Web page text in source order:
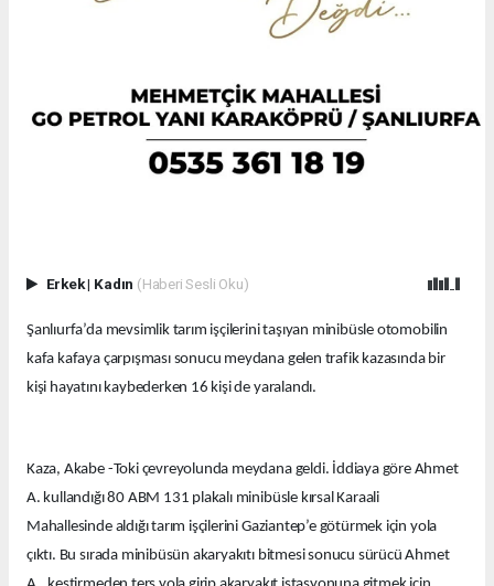
Erkek| Kadın (Haberi Sesli Oku)
Şanlıurfa’da mevsimlik tarım işçilerini taşıyan minibüsle otomobilin
kafa kafaya çarpışması sonucu meydana gelen trafik kazasında bir
kişi hayatını kaybederken 16 kişi de yaralandı.
Kaza, Akabe -Toki çevreyolunda meydana geldi. İddiaya göre Ahmet
A. kullandığı 80 ABM 131 plakalı minibüsle kırsal Karaali
Mahallesinde aldığı tarım işçilerini Gaziantep’e götürmek için yola
çıktı. Bu sırada minibüsün akaryakıtı bitmesi sonucu sürücü Ahmet